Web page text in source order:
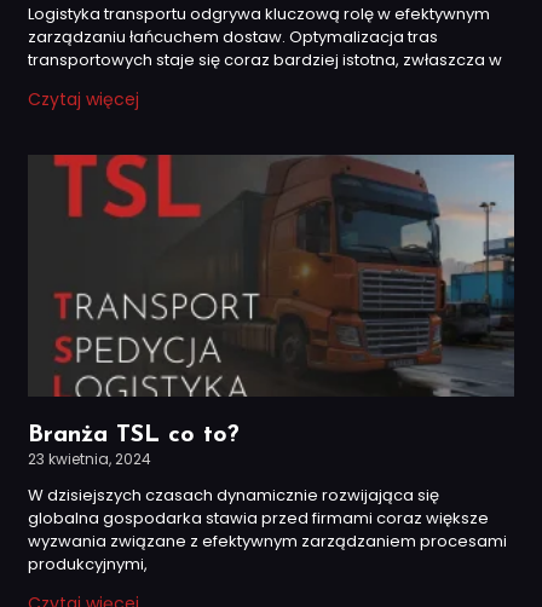
Logistyka transportu odgrywa kluczową rolę w efektywnym
zarządzaniu łańcuchem dostaw. Optymalizacja tras
transportowych staje się coraz bardziej istotna, zwłaszcza w
Czytaj więcej
Branża TSL co to?
23 kwietnia, 2024
W dzisiejszych czasach dynamicznie rozwijająca się
globalna gospodarka stawia przed firmami coraz większe
wyzwania związane z efektywnym zarządzaniem procesami
produkcyjnymi,